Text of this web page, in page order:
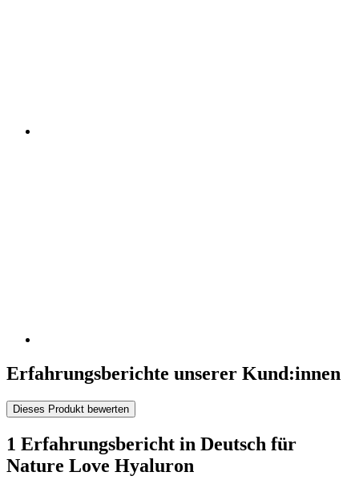
Erfahrungsberichte unserer Kund:innen
Dieses Produkt bewerten
1 Erfahrungsbericht in Deutsch für
Nature Love Hyaluron